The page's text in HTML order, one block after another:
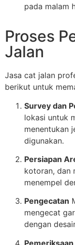
pada malam
Proses
Jalan
Jasa cat jalan
berikut untuk
Survey dan
lokasi untuk
menentukan
digunakan.
Persiapan
kotoran, dan
menempel
Pengecatan
mengecat
dengan